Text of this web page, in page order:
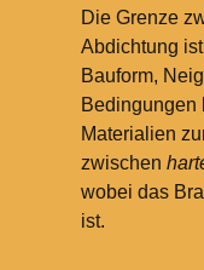
Die Grenze
Abdichtung
Bauform,
Bedingungen
Materialien
zwischen
wobei das
ist.